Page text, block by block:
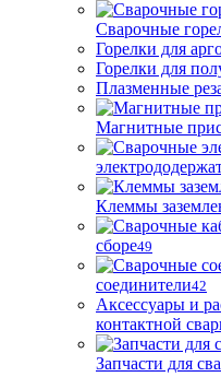
Сварочные
Горелки для
Горелки для
Плазменные
Магнитные
Клеммы
сборе49
соединители42
Аксессуары и
контактной
Запчасти для